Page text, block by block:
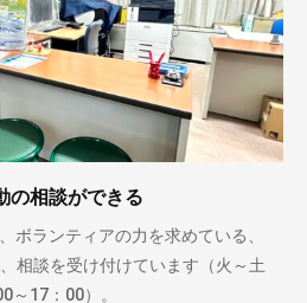
の相談ができる
ボランティアの力を求めている、
相談を受け付けています（火～土
～17：00）。